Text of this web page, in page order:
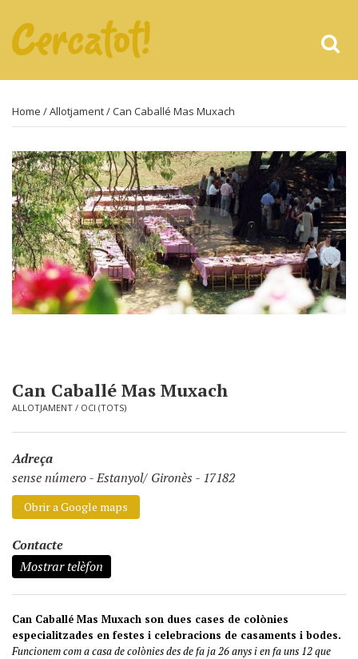
Home /Allotjament/ Can Caballé Mas Muxach
Can Caballé Mas Muxach
ALLOTJAMENT / OCI (TOTS)
Adreça
sense número-Estanyol/ Gironès - 17182
Obrir a Google maps
Contacte
Mostrar telèfon
Can Caballé Mas Muxach son dues cases de colònies
especialitzades en festes i celebracions de casaments i bodes.
Funcionem com a casa de colònies des de fa ja 26 anys i en fa uns 12 que